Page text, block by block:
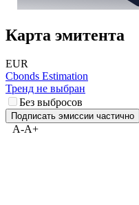
Карта эмитента
EUR
Cbonds Estimation
Тренд не выбран
Без выбросов